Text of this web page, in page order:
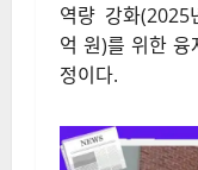
정이다.